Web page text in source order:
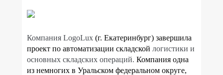
Компания LogoLux (г. Екатеринбург) завершила
проект по автоматизации складской логистики и
основных складских операций. Компания одна
из немногих в Уральском федеральном округе,